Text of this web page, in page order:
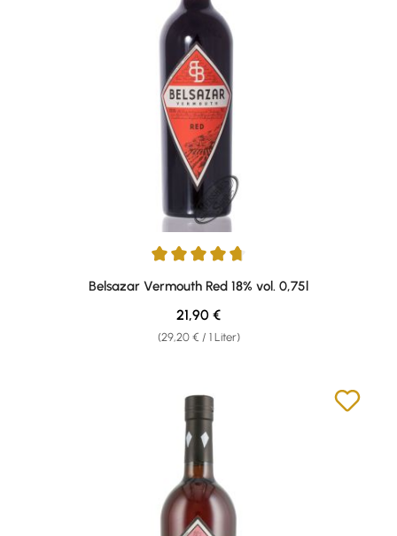
Durchschnittliche Bewertung von 4.75 von 5 Sternen
Belsazar Vermouth Red 18% vol. 0,75l
(29,20 € / 1 Liter)
Regulärer Preis:
21,90 €